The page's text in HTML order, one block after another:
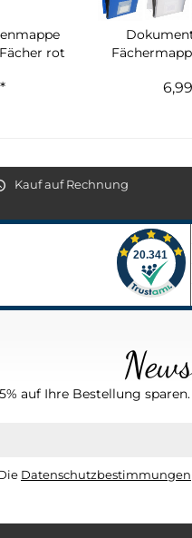
rot
Kauf auf Rechnung
auf Ihre Bestellung
Datenschutzbestimmungen